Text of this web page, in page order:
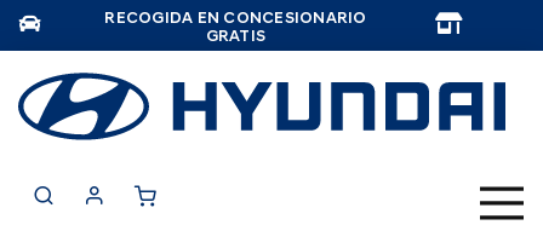
RECOGIDA EN CONCESIONARIO
GRATIS